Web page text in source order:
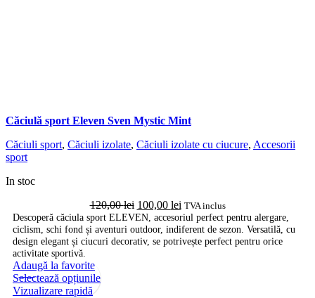
Căciulă sport Eleven Sven Mystic Mint
Căciuli sport, Căciuli izolate, Căciuli izolate cu ciucure, Accesorii
sport
In stoc
120,00lei Prețul
inițial
a
fost:
100,00 leiPrețul
curent
este:
100,00 lei.
TVA inclus
Descoperă căciula sport ELEVEN, accesoriul perfect pentru alergare,
ciclism, schi fond și aventuri outdoor, indiferent de sezon. Versatilă, cu
design elegant și ciucuri decorativ, se potrivește perfect pentru orice
activitate sportivă.
Adaugă la favorite
Selectează opțiunileAcest
Vizualizare rapidă
-25%